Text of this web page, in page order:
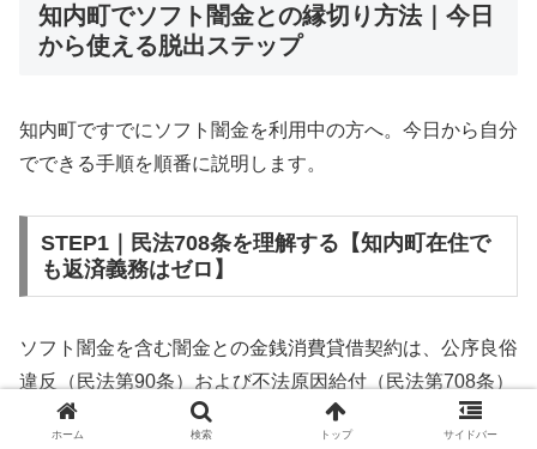
知内町でソフト闇金との縁切り方法｜今日
から使える脱出ステップ
知内町ですでにソフト闇金を利用中の方へ。今日から自分
でできる手順を順番に説明します。
STEP1｜民法708条を理解する【知内町在住で
も返済義務はゼロ】
ソフト闇金を含む闇金との金銭消費貸借契約は、公序良俗
違反（民法第90条）および不法原因給付（民法第708条）
に該当するため、法的には無効です。知内町在住であって
ホーム 検索 トップ サイドバー